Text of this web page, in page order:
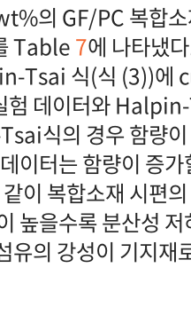
의 GF/PC 복합소
Table7에 나타냈
Tsai 식(식 (3))에
험 데이터와
식의 경우 함량이
이터는 함량이 증
이 복합소재 시편
높을수록 분산성
유의 강성이 기지재